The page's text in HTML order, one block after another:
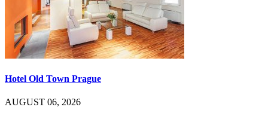
Hotel Old Town Prague
AUGUST 06, 2026